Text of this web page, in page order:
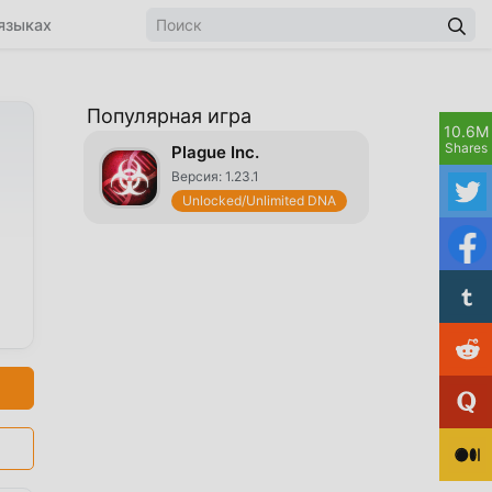
Популярная игра
Plague Inc.
Версия: 1.23.1
Unlocked/Unlimited DNA
10.6M
Shares